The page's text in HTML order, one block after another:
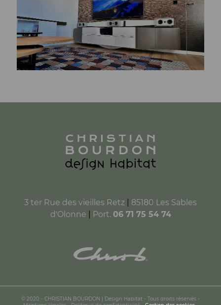
3 ter Rue des vieilles Retz
85180 Les Sables
d'Olonne
Port. 06 71 75 54 74
© 2020 - CHRISTIAN BOURDON | Design Habitat - Tous droits réservés -